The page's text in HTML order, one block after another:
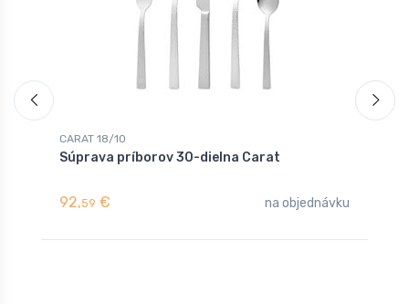
CARAT 18/10
Súprava príborov 30-dielna Carat
92,59 € na objednávku